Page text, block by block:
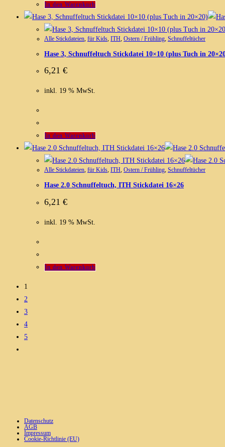
In den Warenkorb
Alle Stickdateien, für Kids, ITH, Ostern / Frühling, Schnuffeltücher
Hase 3, Schnuffeltuch Stickdatei 10×10 (plus Tuch in
6,21 €
inkl. 19 % MwSt.
In den Warenkorb
Alle Stickdateien, für Kids, ITH, Ostern / Frühling, Schnuffeltücher
Hase 2.0 Schnuffeltuch, ITH Stickdatei 16×26
6,21 €
inkl. 19 % MwSt.
In den Warenkorb
1
2
3
4
5
Datenschutz
AGB
Impressum
Cookie-Richtlinie (EU)